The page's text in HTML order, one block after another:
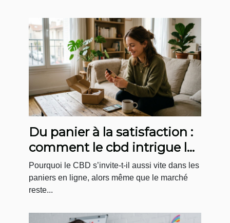
Du panier à la satisfaction :
comment le cbd intrigue le
e-consommateur
Pourquoi le CBD s’invite-t-il aussi vite dans les
paniers en ligne, alors même que le marché
reste...